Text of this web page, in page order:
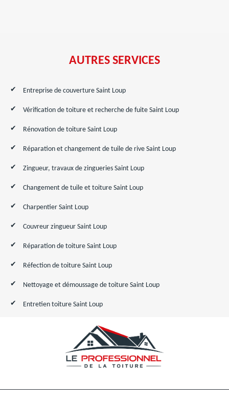
AUTRES SERVICES
Entreprise de couverture Saint Loup
Vérification de toiture et recherche de fuite Saint Loup
Rénovation de toiture Saint Loup
Réparation et changement de tuile de rive Saint Loup
Zingueur, travaux de zingueries Saint Loup
Changement de tuile et toiture Saint Loup
Charpentier Saint Loup
Couvreur zingueur Saint Loup
Réparation de toiture Saint Loup
Réfection de toiture Saint Loup
Nettoyage et démoussage de toiture Saint Loup
Entretien toiture Saint Loup